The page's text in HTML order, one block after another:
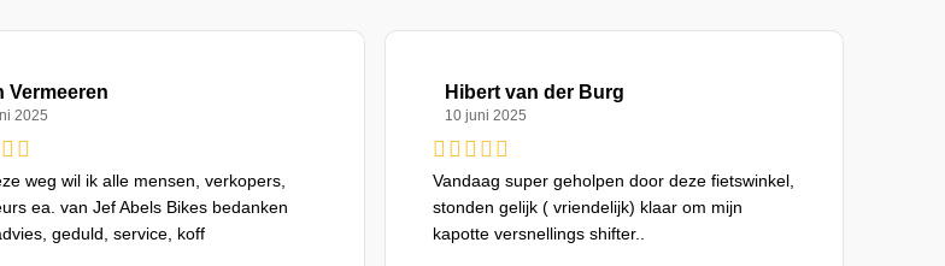
Vermeeren
2025
weg wil ik alle mensen, verkopers,
ea. van Jef Abels Bikes bedanken
geduld, service, koff
Hibert van der Burg
10 juni 2025
Vandaag super geholpen door deze fietswinkel,
stonden gelijk ( vriendelijk) klaar om mijn
kapotte versnellings shifter..